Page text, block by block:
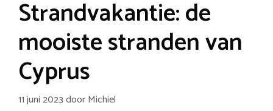
Strandvakantie: de
mooiste stranden van
Cyprus
11 juni 2023doorMichiel